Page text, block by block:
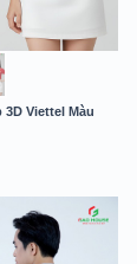
Viettel Màu